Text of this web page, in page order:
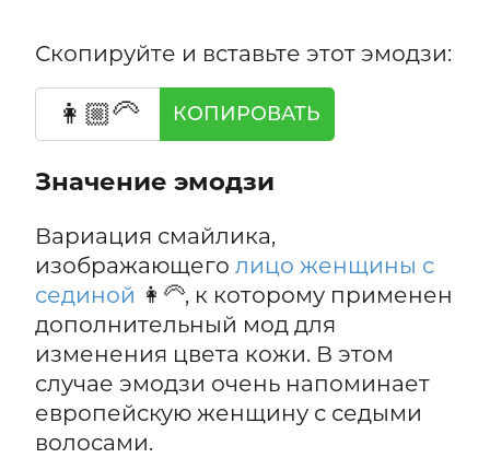
Скопируйте и вставьте этот эмодзи:
👩🏼‍🦳 КОПИРОВАТЬ
Значение эмодзи
Вариация смайлика,
изображающего лицо женщины с
сединой 👩‍🦳, к которому применен
дополнительный мод для
изменения цвета кожи. В этом
случае эмодзи очень напоминает
европейскую женщину с седыми
волосами.